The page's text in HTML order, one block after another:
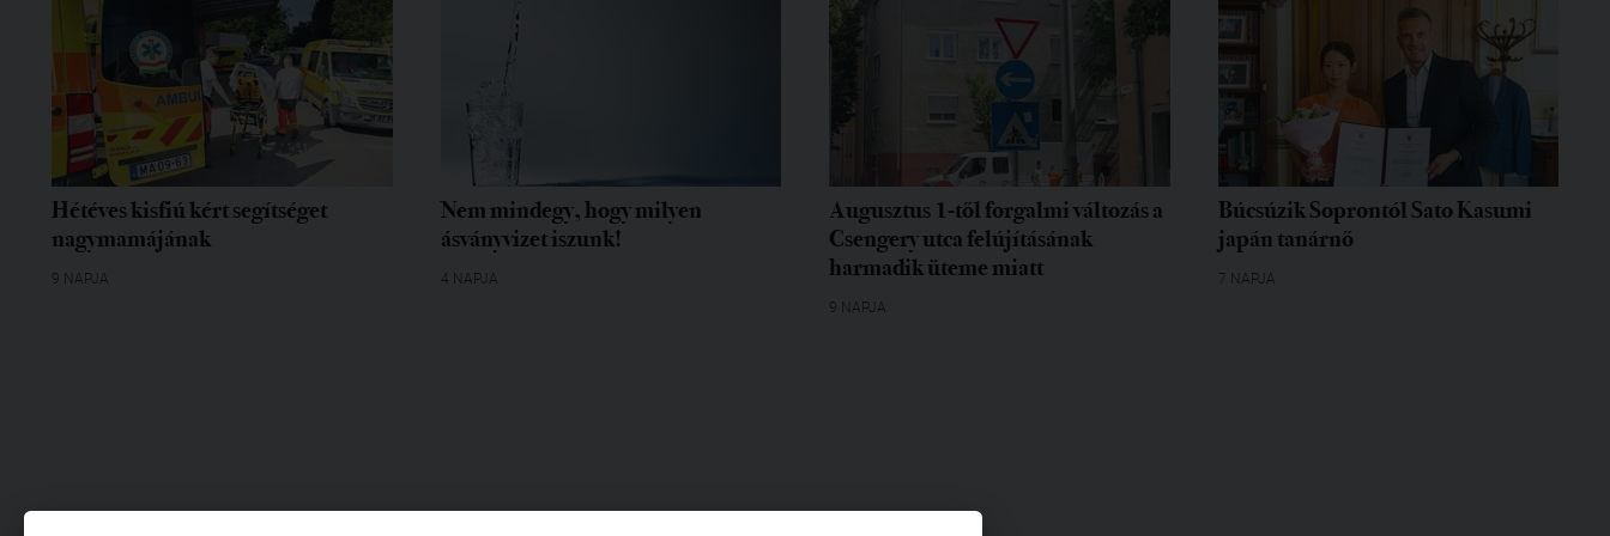
Hétéves kisfiú kért segítséget
nagymamájának
9 NAPJA
Nem mindegy, hogy milyen
ásványvizet iszunk!
4 NAPJA
Augusztus 1-től forgalmi változás a
Csengery utca felújításának
harmadik üteme miatt
9 NAPJA
Búcsúzik Soprontól Sato Kasumi
japán tanárnő
7 NAPJA